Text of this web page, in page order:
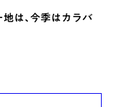
は、今季はカラバ